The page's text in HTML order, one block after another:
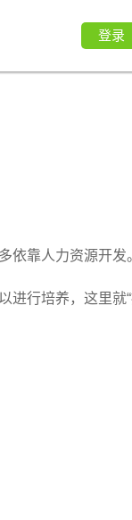
登录
依靠人力资源开发
进行培养，这里就